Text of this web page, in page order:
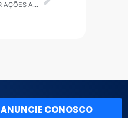
RIO GRANDE DA SERRA: COMDEMA REALIZA REUNIÃO NESTA SEXTA PARA DISCUTIR AÇÕES AMBIENTAIS EM RIO GRANDE DA SERRA
ANUNCIE CONOSCO